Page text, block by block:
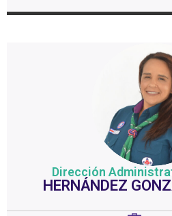
Dirección
HERNÁNDEZ